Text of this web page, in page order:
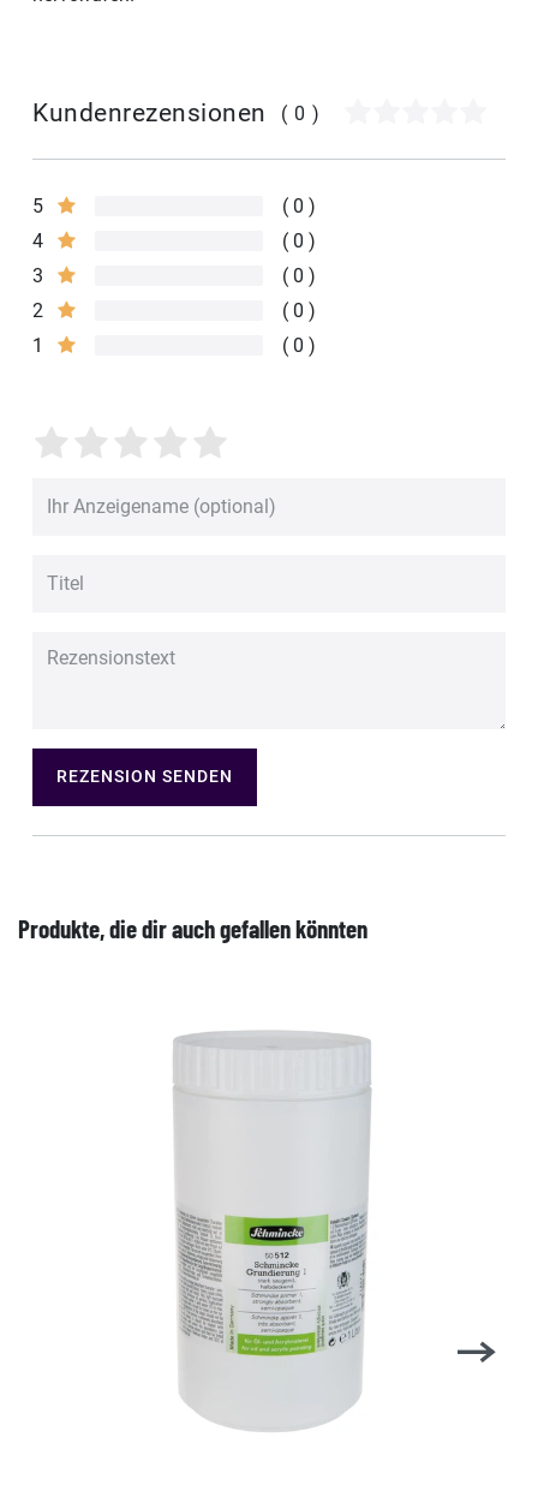
Kundenrezensionen (0)
5
0
4
0
3
0
2
0
1
0
REZENSION SENDEN
Produkte, die dir auch gefallen könnten